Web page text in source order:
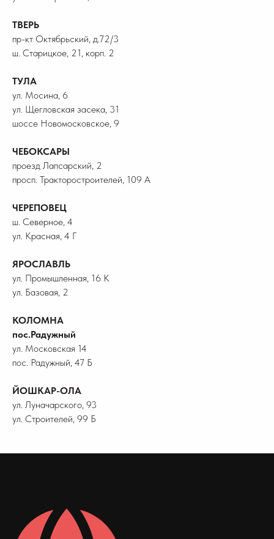
ТВЕРЬ
пр-кт Октябрьский, д.72/3
ш. Старицкое, 21, корп. 2
ТУЛА
ул. Мосина, 6
ул. Щегловская засека, 31
шоссе Новомосковское, 9
ЧЕБОКСАРЫ
проезд Лапсарский, 2
просп. Тракторостроителей, 109 А
ЧЕРЕПОВЕЦ
ш. Северное, 4
ул. Красная, 4 Г
ЯРОСЛАВЛЬ
ул. Промышленная, 16 К
ул. Базовая, 2
КОЛОМНА
пос.Радужный
ул. Московская 14
пос. Радужный, 47 Б
ЙОШКАР-ОЛА
ул. Луначарского, 93
ул. Строителей, 99 Б